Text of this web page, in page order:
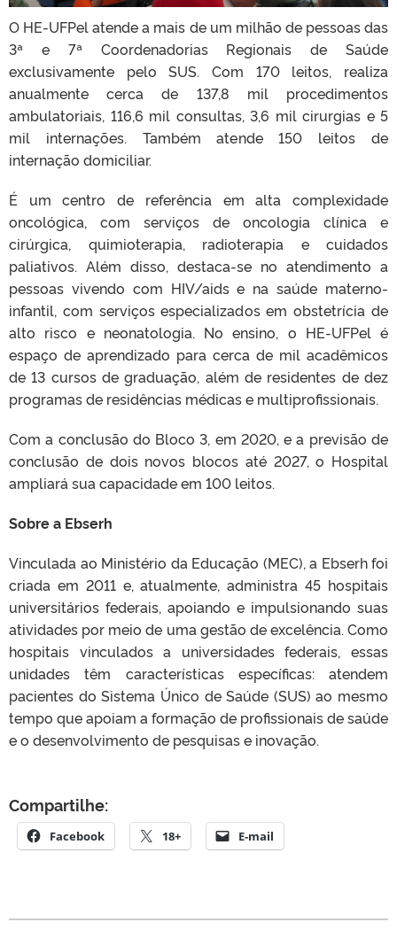
O HE-UFPel atende a mais de um milhão de pessoas das
3ª e 7ª Coordenadorias Regionais de Saúde
exclusivamente pelo SUS. Com 170 leitos, realiza
anualmente cerca de 137,8 mil procedimentos
ambulatoriais, 116,6 mil consultas, 3,6 mil cirurgias e 5
mil internações. Também atende 150 leitos de
internação domiciliar.
É um centro de referência em alta complexidade
oncológica, com serviços de oncologia clínica e
cirúrgica, quimioterapia, radioterapia e cuidados
paliativos. Além disso, destaca-se no atendimento a
pessoas vivendo com HIV/aids e na saúde materno-
infantil, com serviços especializados em obstetrícia de
alto risco e neonatologia. No ensino, o HE-UFPel é
espaço de aprendizado para cerca de mil acadêmicos
de 13 cursos de graduação, além de residentes de dez
programas de residências médicas e multiprofissionais.
Com a conclusão do Bloco 3, em 2020, e a previsão de
conclusão de dois novos blocos até 2027, o Hospital
ampliará sua capacidade em 100 leitos.
Sobre a Ebserh
Vinculada ao Ministério da Educação (MEC), a Ebserh foi
criada em 2011 e, atualmente, administra 45 hospitais
universitários federais, apoiando e impulsionando suas
atividades por meio de uma gestão de excelência. Como
hospitais vinculados a universidades federais, essas
unidades têm características específicas: atendem
pacientes do Sistema Único de Saúde (SUS) ao mesmo
tempo que apoiam a formação de profissionais de saúde
e o desenvolvimento de pesquisas e inovação.
Compartilhe:
Facebook 18+ E-mail